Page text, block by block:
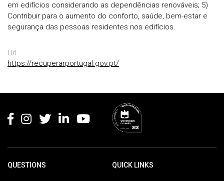
em edifícios considerando as dependências renováveis; 5)
Contribuir para o aumento do conforto, saúde, bem-estar e
segurança das pessoas residentes nos edifícios.
Url
https://recuperarportugal.gov.pt/
QUESTIONS QUICK LINKS